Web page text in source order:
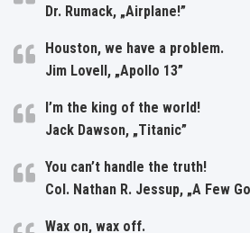
Dr. Rumack, „Airplane!”
Houston, we have a problem.
Jim Lovell, „Apollo 13”
I’m the king of the world!
Jack Dawson, „Titanic”
You can’t handle the truth!
Col. Nathan R. Jessup, „A Few
Wax on, wax off.